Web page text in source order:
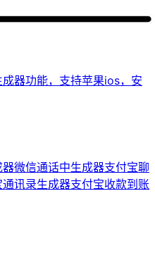
器功能，支持苹果ios，安
器微信通话中生成器支付宝聊
通讯录生成器支付宝收款到账